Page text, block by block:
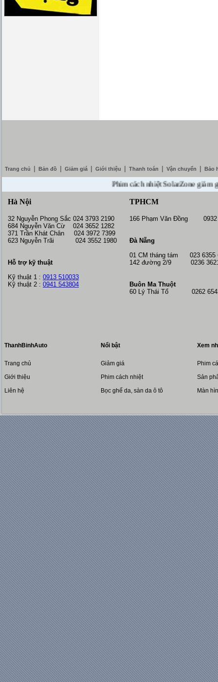
Trang chủ Bản đồ Giảm giá Giới thiệu Thanh toán Vận chuyển Bảo
Phim cách nhiệt SolarZone giảm giá
Hà Nội
32 Nguyễn Phong Sắc 024 3793 2190
684 Nguyễn Văn Cừ 024 3652 1282
371 Trần Khát Chân 024 3972 7399
623 Nguyễn Trãi 024 3552 1980
Hỗ trợ kỹ thuật
Kỹ thuật 1 : 0913 510033
Kỹ thuật 2 : 0941 543804
TPHCM
166 Phạm Văn Đồng 0932
Đà Nẵng
01 CM tháng tám 023 6355
142 đường 2/9 0236
Buôn Ma Thuột
60 Lý Thái Tổ 0262
ThanhBinhAuto
Trang chủ
Giới thiệu
Liên hệ
Nổi bật
Giảm giá
Phim cách nhiệt
Bọc ghế da, sàn da ô tô
Xem
Phim
Sản
Màn